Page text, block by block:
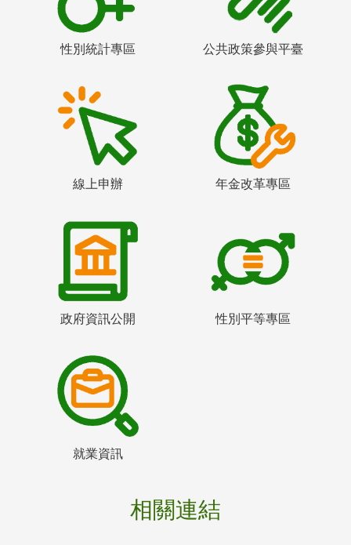
性別統計專區 公共政策參與平臺
線上申辦 年金改革專區
政府資訊公開 性別平等專區
就業資訊
相關連結